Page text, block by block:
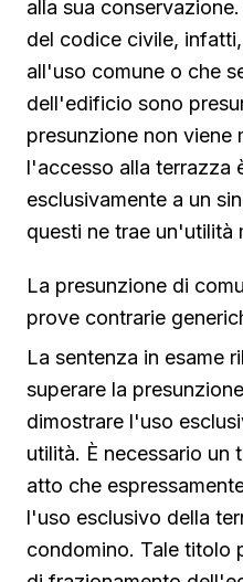
alla sua
del codice civile,
all'uso comune o che
dell'edificio sono
presunzione non viene
l'accesso alla terrazza
esclusivamente a un
questi ne trae un'utilità
La presunzione di
prove contrarie
La sentenza in esame
superare la
dimostrare l'uso
utilità. È necessario un
atto che
l'uso esclusivo della
condomino. Tale titolo